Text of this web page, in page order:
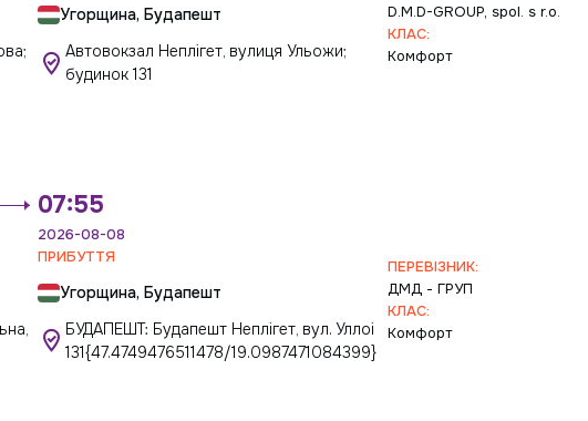
Угорщина, Будапешт
Автовокзал Неплігет, вулиця Ульожи;
будинок 131
D.M.D-GROUP, spol. s r.o.
КЛАС:
Комфорт
07:55
2026-08-08
ПРИБУТТЯ
Угорщина, Будапешт
БУДАПЕШТ: Будапешт Неплігет, вул. Уллоі
131{47.4749476511478/19.0987471084399}
ПЕРЕВІЗНИК:
ДМД - ГPУП
КЛАС:
Комфорт